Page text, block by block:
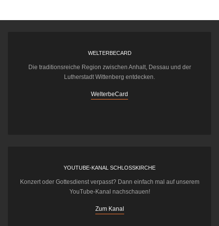
WELTERBECARD
Die traditionsreiche Region zwischen Anhalt, Dessau und der
Lutherstadt Wittenberg entdecken.
WelterbeCard
YOUTUBE-KANAL SCHLOSSKIRCHE
Konzert oder Gottesdienst verpasst? Dann einfach mal auf unserem
YouTube-Kanal nachschauen!
Zum Kanal